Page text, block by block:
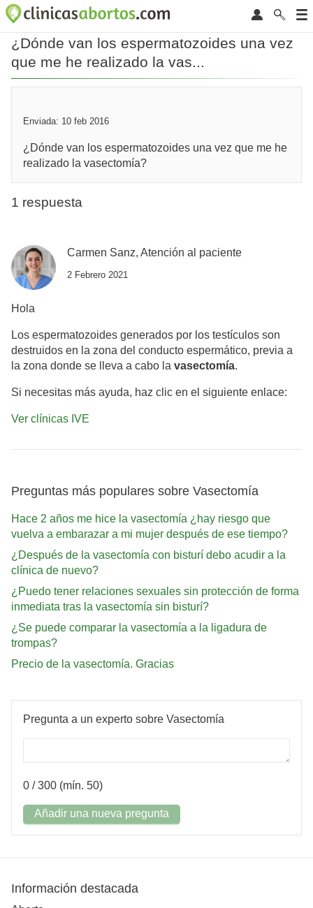
¿Dónde van los espermatozoides una vez
que me he realizado la vas...
Enviada: 10 feb 2016
¿Dónde van los espermatozoides una vez que me he
realizado la vasectomía?
1 respuesta
Carmen Sanz, Atención al paciente
2 Febrero 2021
Hola
Los espermatozoides generados por los testículos son
destruidos en la zona del conducto espermático, previa a
la zona donde se lleva a cabo la vasectomía.
Si necesitas más ayuda, haz clic en el siguiente enlace:
Ver clínicas IVE
Preguntas más populares sobre Vasectomía
Hace 2 años me hice la vasectomía ¿hay riesgo que
vuelva a embarazar a mi mujer después de ese tiempo?
¿Después de la vasectomía con bisturí debo acudir a la
clínica de nuevo?
¿Puedo tener relaciones sexuales sin protección de forma
inmediata tras la vasectomía sin bisturí?
¿Se puede comparar la vasectomía a la ligadura de
trompas?
Precio de la vasectomía. Gracias
Pregunta a un experto sobre Vasectomía
0 / 300 (mín. 50)
Añadir una nueva pregunta
Información destacada